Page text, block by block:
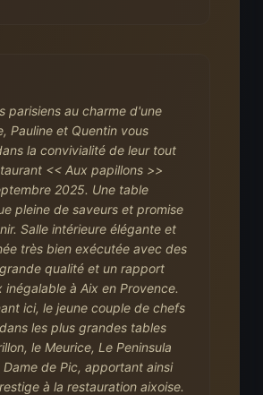
parisiens au charme d'une
Pauline et Quentin vous
la convivialité de leur tout
<< Aux papillons >>
2025. Une table
pleine de saveurs et promise
Salle intérieure élégante et
très bien exécutée avec des
qualité et un rapport
à Aix en Provence.
ici, le jeune couple de chefs
les plus grandes tables
le Meurice, Le Peninsula
Dame de Pic, apportant ainsi
à la restauration aixoise.